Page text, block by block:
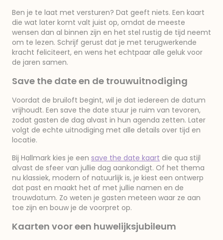
Ben je te laat met versturen? Dat geeft niets. Een kaart
die wat later komt valt juist op, omdat de meeste
wensen dan al binnen zijn en het stel rustig de tijd neemt
om te lezen. Schrijf gerust dat je met terugwerkende
kracht feliciteert, en wens het echtpaar alle geluk voor
de jaren samen.
Save the date en de trouwuitnodiging
Voordat de bruiloft begint, wil je dat iedereen de datum
vrijhoudt. Een save the date stuur je ruim van tevoren,
zodat gasten de dag alvast in hun agenda zetten. Later
volgt de echte uitnodiging met alle details over tijd en
locatie.
Bij Hallmark kies je een save the date kaart die qua stijl
alvast de sfeer van jullie dag aankondigt. Of het thema
nu klassiek, modern of natuurlijk is, je kiest een ontwerp
dat past en maakt het af met jullie namen en de
trouwdatum. Zo weten je gasten meteen waar ze aan
toe zijn en bouw je de voorpret op.
Kaarten voor een huwelijksjubileum